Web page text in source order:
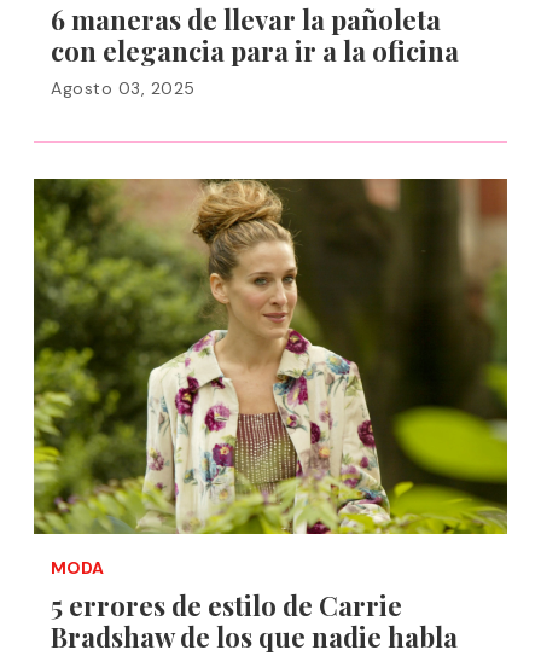
6 maneras de llevar la pañoleta
con elegancia para ir a la oficina
Agosto 03, 2025
MODA
5 errores de estilo de Carrie
Bradshaw de los que nadie habla